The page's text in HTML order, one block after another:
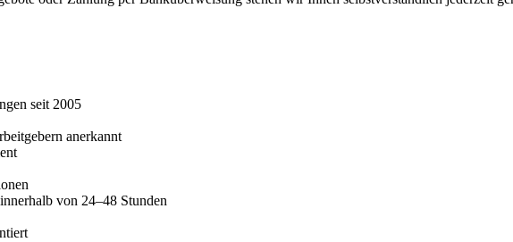
seit 2005
anerkannt
von 24–48 Stunden